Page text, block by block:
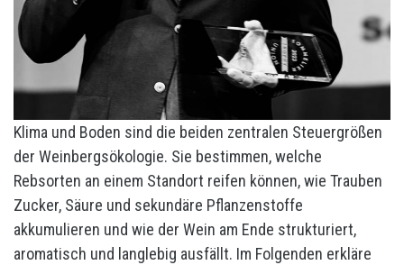
Klima und Boden sind die beiden zentralen Steuergrößen
der Weinbergsökologie. Sie bestimmen, welche
Rebsorten an einem Standort reifen können, wie Trauben
Zucker, Säure und sekundäre Pflanzenstoffe
akkumulieren und wie der Wein am Ende strukturiert,
aromatisch und langlebig ausfällt. Im Folgenden erkläre